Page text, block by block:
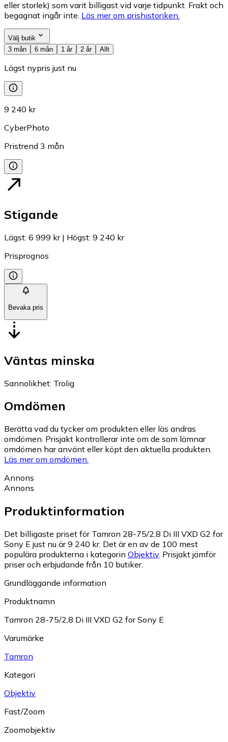
eller storlek) som varit billigast vid varje tidpunkt. Frakt och
begagnat ingår inte. Läs mer om prishistoriken.
Välj butik
3 mån
6 mån 1 år 2 år Allt
Lägst nypris just nu
9 240 kr
CyberPhoto
Pristrend 3 mån
Stigande
Lägst: 6 999 kr| Högst: 9 240 kr
Prisprognos
Bevaka pris
Väntas minska
Sannolikhet: Trolig
Omdömen
Berätta vad du tycker om produkten eller läs andras
omdömen. Prisjakt kontrollerar inte om de som lämnar
omdömen har använt eller köpt den aktuella produkten.
Läs mer om omdömen.
Annons
Annons
Produktinformation
Det billigaste priset för Tamron 28-75/2,8 Di III VXD G2 for
Sony E just nu är 9 240 kr. Det är en av de 100 mest
populära produkterna i kategorin Objektiv. Prisjakt jämför
priser och erbjudande från 10 butiker.
Grundläggande information
Produktnamn
Tamron 28-75/2,8 Di III VXD G2 for Sony E
Varumärke
Tamron
Kategori
Objektiv
Fast/Zoom
Zoomobjektiv